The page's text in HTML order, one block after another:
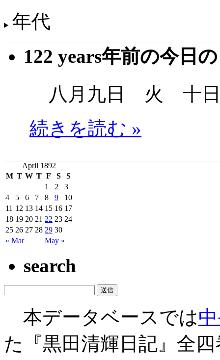
年代
122 years年前の今日
八月九日 火 十日
続きを読む »
April 1892
M T W T F S S
« Mar May »
1 2
3
4
5 6 7 8 9
10
11 12 13 14 15 16 17
18 19 20 21 22 23 24
25 26 27 28 29 30
search
本データベースでは
た『黒田清輝日記』全